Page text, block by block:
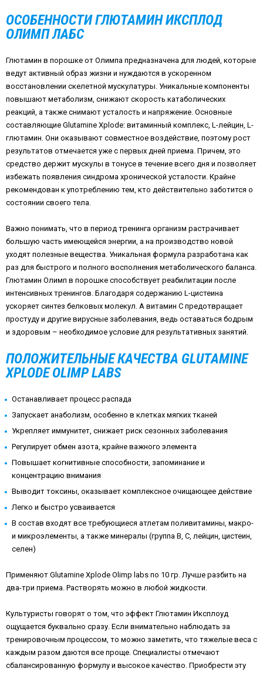
ОСОБЕННОСТИ ГЛЮТАМИН ИКСПЛОД
ОЛИМП ЛАБС
Глютамин в порошке от Олимпа предназначена для людей, которые
ведут активный образ жизни и нуждаются в ускоренном
восстановлении скелетной мускулатуры. Уникальные компоненты
повышают метаболизм, снижают скорость катаболических
реакций, а также снимают усталость и напряжение. Основные
составляющие Glutamine Xplode: витаминный комплекс, L-лейцин, L-
глютамин. Они оказывают совместное воздействие, поэтому рост
результатов отмечается уже с первых дней приема. Причем, это
средство держит мускулы в тонусе в течение всего дня и позволяет
избежать появления синдрома хронической усталости. Крайне
рекомендован к употреблению тем, кто действительно заботится о
состоянии своего тела.
Важно понимать, что в период тренинга организм растрачивает
большую часть имеющейся энергии, а на производство новой
уходят полезные вещества. Уникальная формула разработана как
раз для быстрого и полного восполнения метаболического баланса.
Глютамин Олимп в порошке способствует реабилитации после
интенсивных тренингов. Благодаря содержанию L-цистеина
ускоряет синтез белковых молекул. А витамин С предотвращает
простуду и другие вирусные заболевания, ведь оставаться бодрым
и здоровым – необходимое условие для результативных занятий.
ПОЛОЖИТЕЛЬНЫЕ КАЧЕСТВА GLUTAMINE
XPLODE OLIMP LABS
Останавливает процесс распада
Запускает анаболизм, особенно в клетках мягких тканей
Укрепляет иммунитет, снижает риск сезонных заболевания
Регулирует обмен азота, крайне важного элемента
Повышает когнитивные способности, запоминание и
концентрацию внимания
Выводит токсины, оказывает комплексное очищающее действие
Легко и быстро усваивается
В состав входят все требующиеся атлетам поливитамины, макро-
и микроэлементы, а также минералы (группа В, С, лейцин, цистеин,
селен)
Применяют Glutamine Xplode Olimp labs по 10 гр. Лучше разбить на
два-три приема. Растворять можно в любой жидкости.
Культуристы говорят о том, что эффект Глютамин Иксплоуд
ощущается буквально сразу. Если внимательно наблюдать за
тренировочным процессом, то можно заметить, что тяжелые веса с
каждым разом даются все проще. Специалисты отмечают
сбалансированную формулу и высокое качество. Приобрести эту